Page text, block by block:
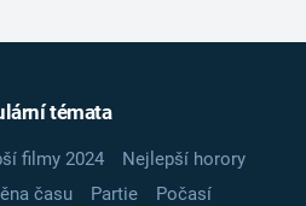
témata
filmy 2024
Nejlepší horory
času Partie
Počasí